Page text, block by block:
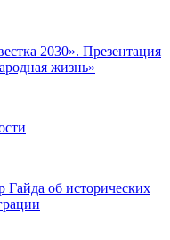
2030». Презентация
жизнь»
об исторических